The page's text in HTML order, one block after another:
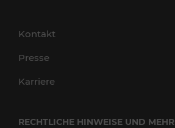
Kontakt
Presse
Karriere
RECHTLICHE HINWEISE UND MEHR